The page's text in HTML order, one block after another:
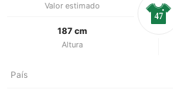
Valor estimado
187 cm
Altura
47
País